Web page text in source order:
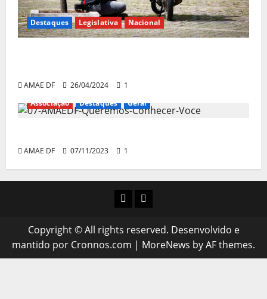
Destaques Legislativa Nacional
AMAE DF 26/04/2024
1
Associação
Destaques Geral
AMAE DF 07/11/2023 1
INSTAGRAM
WHATSAPP
Copyright © All rights reserved. Desenvolvido e
mantido por Cronnos.com | MoreNews by AF themes.